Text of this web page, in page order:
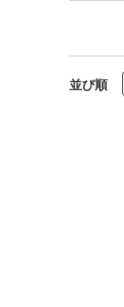
並び順